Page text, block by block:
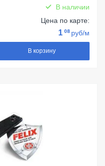
В наличии
Цена по карте:
1 08 руб/м
В корзину